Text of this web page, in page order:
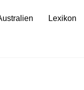
Lexikon